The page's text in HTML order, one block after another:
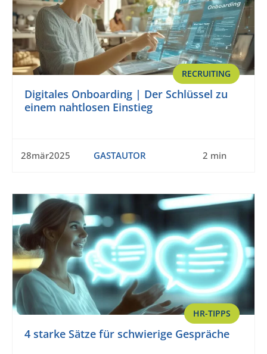
RECRUITING
Digitales Onboarding | Der Schlüssel zu
einem nahtlosen Einstieg
28mär2025 GASTAUTOR 2 min
HR-TIPPS
4 starke Sätze für schwierige Gespräche